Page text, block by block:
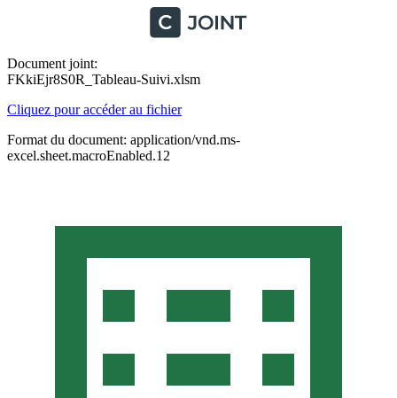
Document joint:
FKkiEjr8S0R_Tableau-Suivi.xlsm
Cliquez pour accéder au fichier
Format du document: application/vnd.ms-
excel.sheet.macroEnabled.12